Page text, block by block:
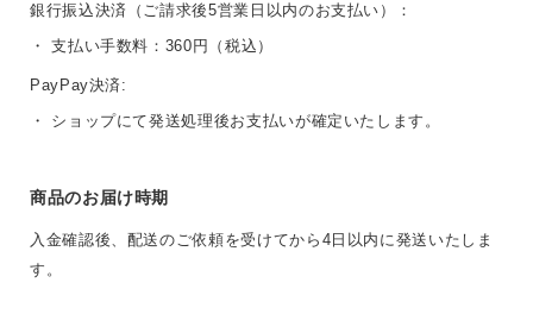
銀行振込決済（ご請求後5営業日以内のお支払い）：
・ 支払い手数料：360円（税込）
PayPay決済:
・ ショップにて発送処理後お支払いが確定いたします。
商品のお届け時期
入金確認後、配送のご依頼を受けてから4日以内に発送いたしま
す。